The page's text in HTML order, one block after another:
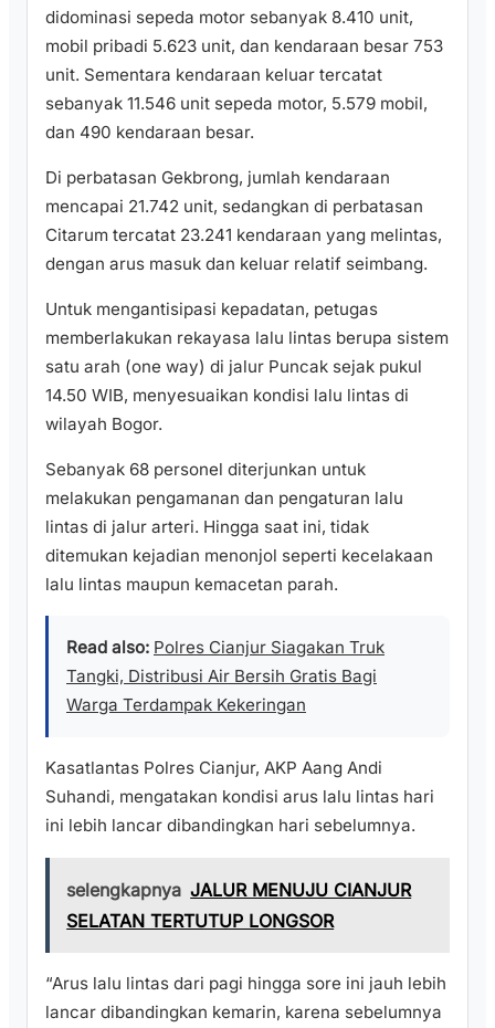
didominasi sepeda motor sebanyak 8.410 unit,
mobil pribadi 5.623 unit, dan kendaraan besar 753
unit. Sementara kendaraan keluar tercatat
sebanyak 11.546 unit sepeda motor, 5.579 mobil,
dan 490 kendaraan besar.
Di perbatasan Gekbrong, jumlah kendaraan
mencapai 21.742 unit, sedangkan di perbatasan
Citarum tercatat 23.241 kendaraan yang melintas,
dengan arus masuk dan keluar relatif seimbang.
Untuk mengantisipasi kepadatan, petugas
memberlakukan rekayasa lalu lintas berupa sistem
satu arah (one way) di jalur Puncak sejak pukul
14.50 WIB, menyesuaikan kondisi lalu lintas di
wilayah Bogor.
Sebanyak 68 personel diterjunkan untuk
melakukan pengamanan dan pengaturan lalu
lintas di jalur arteri. Hingga saat ini, tidak
ditemukan kejadian menonjol seperti kecelakaan
lalu lintas maupun kemacetan parah.
Read also: Polres Cianjur Siagakan Truk
Tangki, Distribusi Air Bersih Gratis Bagi
Warga Terdampak Kekeringan
Kasatlantas Polres Cianjur, AKP Aang Andi
Suhandi, mengatakan kondisi arus lalu lintas hari
ini lebih lancar dibandingkan hari sebelumnya.
selengkapnya JALUR MENUJU CIANJUR
SELATAN TERTUTUP LONGSOR
“Arus lalu lintas dari pagi hingga sore ini jauh lebih
lancar dibandingkan kemarin, karena sebelumnya